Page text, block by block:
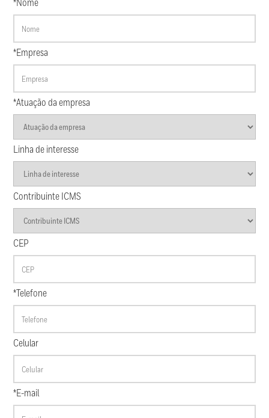
*Nome
*Empresa
*Atuação da empresa
Linha de interesse
Contribuinte ICMS
CEP
*Telefone
Celular
*E-mail